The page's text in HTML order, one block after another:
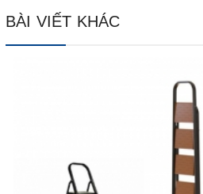
BÀI VIẾT KHÁC